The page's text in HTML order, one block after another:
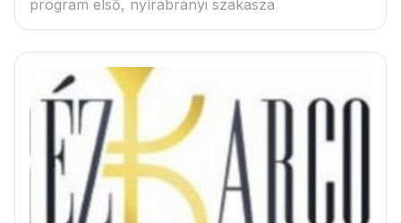
program első, nyírábrányi szakasza